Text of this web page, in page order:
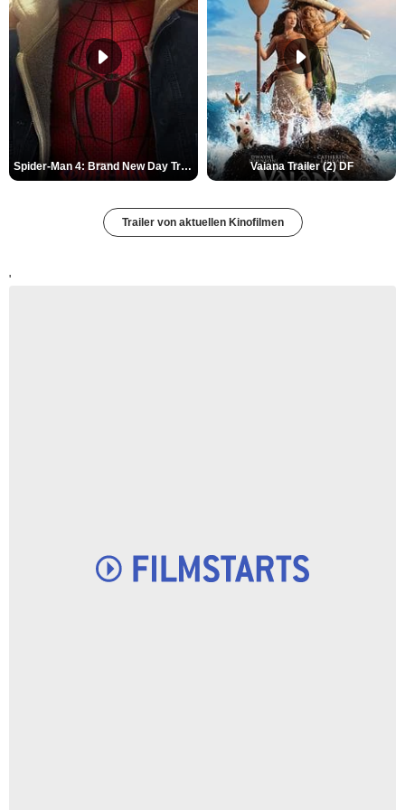
Spider-Man 4: Brand New Day Trailer (3) DF Vaiana Trailer (2) DF
Trailer von aktuellen Kinofilmen
'